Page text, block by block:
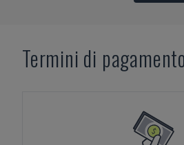
Termini di